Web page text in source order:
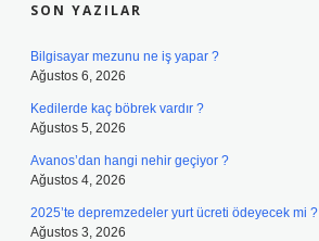
SON YAZILAR
Bilgisayar mezunu ne iş yapar ?
Ağustos 6, 2026
Kedilerde kaç böbrek vardır ?
Ağustos 5, 2026
Avanos’dan hangi nehir geçiyor ?
Ağustos 4, 2026
2025’te depremzedeler yurt ücreti ödeyecek mi ?
Ağustos 3, 2026